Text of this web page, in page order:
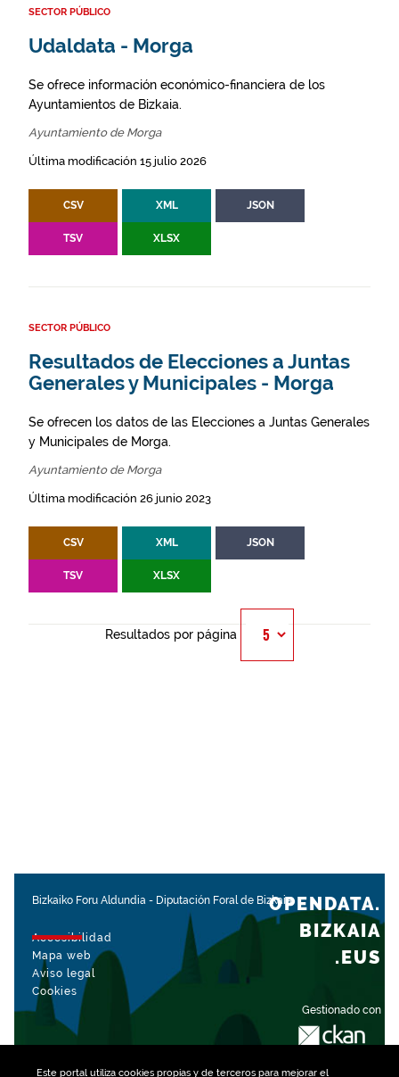
Este portal utiliza cookiespropias y de terceros para mejorar el
SECTOR PÚBLICO
Udaldata - Morga
Se ofrece información económico-financiera de los
Ayuntamientos de Bizkaia.
Ayuntamiento de Morga
Última modificación 15 julio 2026
CSV XML JSON
TSV XLSX
SECTOR PÚBLICO
Resultados de Elecciones a Juntas
Generales y Municipales - Morga
Se ofrecen los datos de las Elecciones a Juntas Generales
y Municipales de Morga.
Ayuntamiento de Morga
Última modificación 26 junio 2023
CSV XML JSON
TSV XLSX
Resultados por página
Bizkaiko Foru Aldundia - Diputación Foral de Bizkaia
Accesibilidad
Mapa web
Aviso legal
Cookies
Gestionado con
OPENDATA.
BIZKAIA
.EUS